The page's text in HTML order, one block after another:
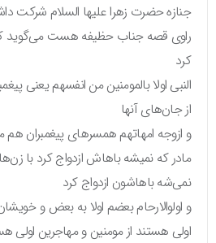
جنازه حضرت زهرا علیها السلام شرکت
راوی قصه جناب حظیفه هست می‌گوید که
کرد
النبی اولا بالمومنین من انفسهم یعنی
از جان‌های آنها
و ازوجه امهاتهم همسرهای پیغمبران هم
مادر که نمیشه باهاش ازدواج کرد با زن‌های
نمی‌شه باهاشون ازدواج کرد
و اولوالارحام بعضم اولا به بعض و
اولی هستند از مومنین و مهاجرین اولی